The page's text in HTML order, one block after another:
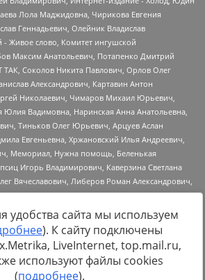
uploaded/files/reestr-
22-03-2024.pdfданные на22.03.2024
удобства сайта мы используем
). К сайту подключены
LiveInternet, top.mail.ru,
используют файлы cookies
(подробнее).